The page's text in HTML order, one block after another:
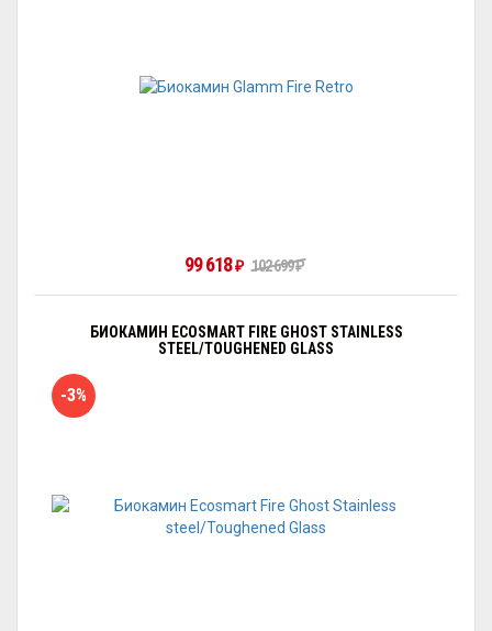
99 618 ₽ 102 699₽
БИОКАМИН ECOSMART FIRE GHOST STAINLESS
STEEL/TOUGHENED GLASS
-3%